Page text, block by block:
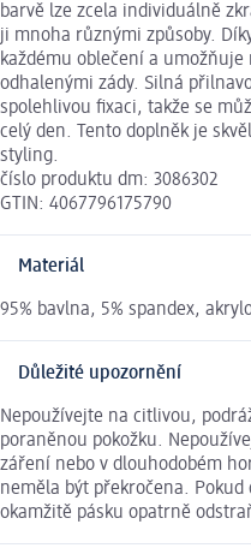
barvě lze zcela individuálně
ji mnoha různými způsoby.
každému oblečení a
odhalenými zády. Silná
spolehlivou fixaci, takže se
celý den. Tento doplněk je
styling.
číslo produktu dm: 3086302
GTIN: 4067796175790
Materiál
95% bavlna, 5% spandex,
Důležité upozornění
Nepoužívejte na citlivou,
poraněnou pokožku.
záření nebo v dlouhodobém
neměla být překročena. Pokud
okamžitě pásku opatrně